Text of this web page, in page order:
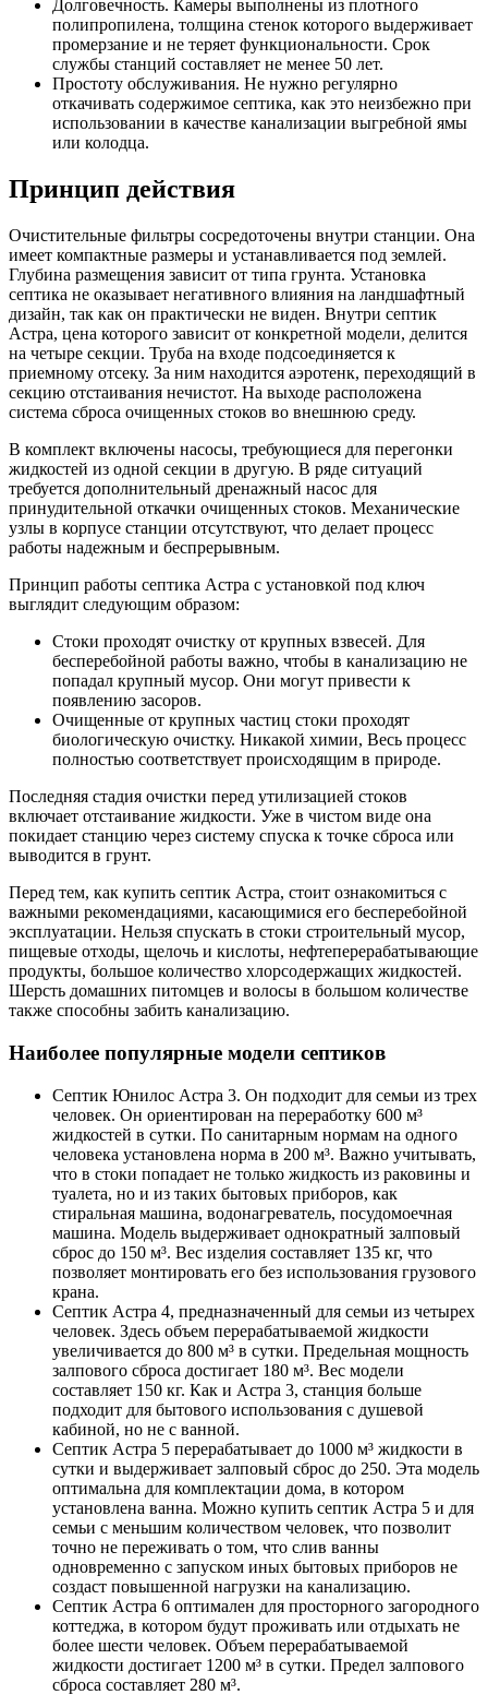
Долговечность. Камеры выполнены из плотного
полипропилена, толщина стенок которого выдерживает
промерзание и не теряет функциональности. Срок
службы станций составляет не менее 50 лет.
Простоту обслуживания. Не нужно регулярно
откачивать содержимое септика, как это неизбежно при
использовании в качестве канализации выгребной ямы
или колодца.
Принцип действия
Очистительные фильтры сосредоточены внутри станции. Она
имеет компактные размеры и устанавливается под землей.
Глубина размещения зависит от типа грунта. Установка
септика не оказывает негативного влияния на ландшафтный
дизайн, так как он практически не виден. Внутри септик
Астра, цена которого зависит от конкретной модели, делится
на четыре секции. Труба на входе подсоединяется к
приемному отсеку. За ним находится аэротенк, переходящий в
секцию отстаивания нечистот. На выходе расположена
система сброса очищенных стоков во внешнюю среду.
В комплект включены насосы, требующиеся для перегонки
жидкостей из одной секции в другую. В ряде ситуаций
требуется дополнительный дренажный насос для
принудительной откачки очищенных стоков. Механические
узлы в корпусе станции отсутствуют, что делает процесс
работы надежным и беспрерывным.
Принцип работы септика Астра с установкой под ключ
выглядит следующим образом:
Стоки проходят очистку от крупных взвесей. Для
бесперебойной работы важно, чтобы в канализацию не
попадал крупный мусор. Они могут привести к
появлению засоров.
Очищенные от крупных частиц стоки проходят
биологическую очистку. Никакой химии, Весь процесс
полностью соответствует происходящим в природе.
Последняя стадия очистки перед утилизацией стоков
включает отстаивание жидкости. Уже в чистом виде она
покидает станцию через систему спуска к точке сброса или
выводится в грунт.
Перед тем, как купить септик Астра, стоит ознакомиться с
важными рекомендациями, касающимися его бесперебойной
эксплуатации. Нельзя спускать в стоки строительный мусор,
пищевые отходы, щелочь и кислоты, нефтеперерабатывающие
продукты, большое количество хлорсодержащих жидкостей.
Шерсть домашних питомцев и волосы в большом количестве
также способны забить канализацию.
Наиболее популярные модели септиков
Септик Юнилос Астра 3. Он подходит для семьи из трех
человек. Он ориентирован на переработку 600 м³
жидкостей в сутки. По санитарным нормам на одного
человека установлена норма в 200 м³. Важно учитывать,
что в стоки попадает не только жидкость из раковины и
туалета, но и из таких бытовых приборов, как
стиральная машина, водонагреватель, посудомоечная
машина. Модель выдерживает однократный залповый
сброс до 150 м³. Вес изделия составляет 135 кг, что
позволяет монтировать его без использования грузового
крана.
Септик Астра 4, предназначенный для семьи из четырех
человек. Здесь объем перерабатываемой жидкости
увеличивается до 800 м³ в сутки. Предельная мощность
залпового сброса достигает 180 м³. Вес модели
составляет 150 кг. Как и Астра 3, станция больше
подходит для бытового использования с душевой
кабиной, но не с ванной.
Септик Астра 5 перерабатывает до 1000 м³ жидкости в
сутки и выдерживает залповый сброс до 250. Эта модель
оптимальна для комплектации дома, в котором
установлена ванна. Можно купить септик Астра 5 и для
семьи с меньшим количеством человек, что позволит
точно не переживать о том, что слив ванны
одновременно с запуском иных бытовых приборов не
создаст повышенной нагрузки на канализацию.
Септик Астра 6 оптимален для просторного загородного
коттеджа, в котором будут проживать или отдыхать не
более шести человек. Объем перерабатываемой
жидкости достигает 1200 м³ в сутки. Предел залпового
сброса составляет 280 м³.